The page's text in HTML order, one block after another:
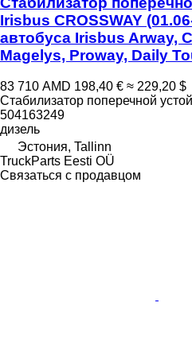
Irisbus CROSSWAY
автобуса Irisbus Arway,
Magelys, Proway, Daily
83 710 AMD 198,40 € ≈ 229,20 $
Стабилизатор поперечной
504163249
дизель
Эстония, Tallinn
TruckParts Eesti OÜ
Связаться с продавцом